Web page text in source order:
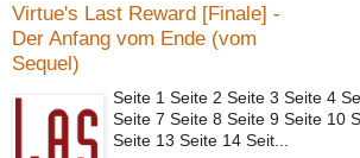
Virtue's Last Reward [Finale] -
Der Anfang vom Ende (vom
Sequel)
Seite 1 Seite 2 Seite 3 Seite 4
Seite 7 Seite 8 Seite 9 Seite 10
Seite 13 Seite 14 Seit...